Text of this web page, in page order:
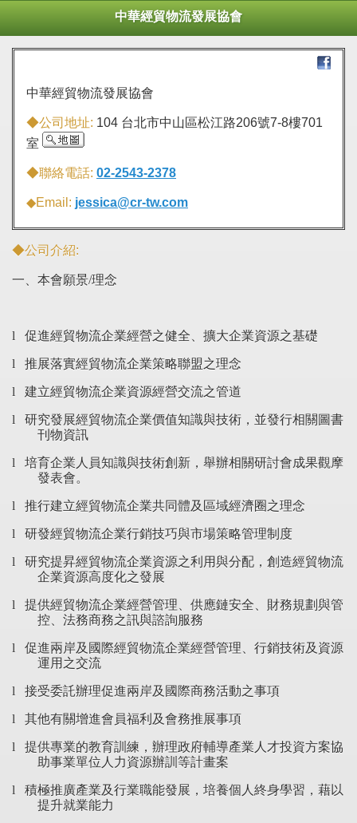
中華經貿物流發展協會
中華經貿物流發展協會
◆公司地址: 104 台北市中山區松江路206號7-8樓701
室
◆聯絡電話: 02-2543-2378
◆Email: jessica@cr-tw.com
◆公司介紹:
一、 本會願景/理念
l 促進經貿物流企業經營之健全、擴大企業資源之基礎
l 推展落實經貿物流企業策略聯盟之理念
l 建立經貿物流企業資源經營交流之管道
l
研究發展經貿物流企業價值知識與技術，並發行相關圖書
刊物資訊
l
培育企業人員知識與技術創新，舉辦相關研討會成果觀摩
發表會。
l 推行建立經貿物流企業共同體及區域經濟圈之理念
l 研發經貿物流企業行銷技巧與市場策略管理制度
l
研究提昇經貿物流企業資源之利用與分配，創造經貿物流
企業資源高度化之發展
l
提供經貿物流企業經營管理、供應鏈安全、財務規劃與管
控、法務商務之訊與諮詢服務
l
促進兩岸及國際經貿物流企業經營管理、行銷技術及資源
運用之交流
l 接受委託辦理促進兩岸及國際商務活動之事項
l 其他有關增進會員福利及會務推展事項
l
提供專業的教育訓練，辦理政府輔導產業人才投資方案協
助事業單位人力資源辦訓等計畫案
l
積極推廣產業及行業職能發展，培養個人終身學習，藉以
提升就業能力